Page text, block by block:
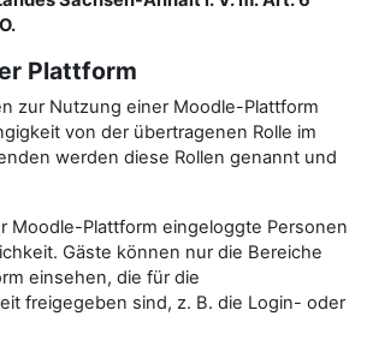
Plattform
zur Nutzung einer Moodle-Plattform
von der übertragenen Rolle im
werden diese Rollen genannt und
Moodle-Plattform eingeloggte Personen
Gäste können nur die Bereiche
einsehen, die für die
freigegeben sind, z. B. die Login- oder